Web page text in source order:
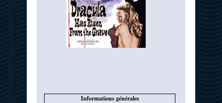
Informations générales